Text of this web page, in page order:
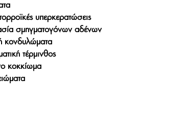
υπερκερατώσεις
σμηγματογόνων αδένων
κονδυλώματα
τέρμινθος
κοκκίωμα